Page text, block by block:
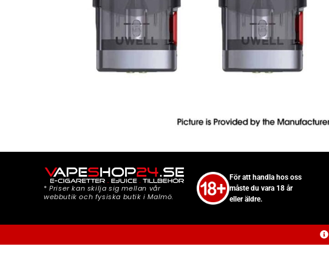
*Priser kan skilja sig mellan vår
webbutik och fysiska butik i Malmö.
För att handla hos oss
måste du vara 18 år
eller äldre.